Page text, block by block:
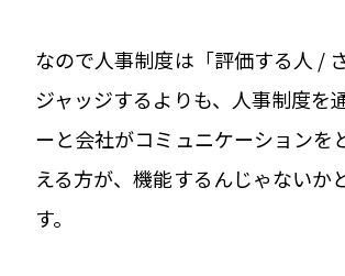
なので人事制度は「評価する人 /
ジャッジするよりも、人事制度を
ーと会社がコミュニケーションを
える方が、機能するんじゃないか
す。